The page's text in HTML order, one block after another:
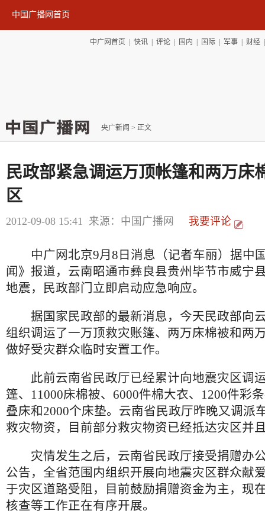
中国广播网首页
中广网首页 快讯| 评论| 国内 国际| 军事| 财经
央广新闻 > 正文
民政部紧急调运万顶帐篷和两万床
区
2012-09-08 15:41 来源：中国广播网 我要评论
中广网北京9月8日消息（记者车丽）据中
闻》报道，云南昭通市彝良县贵州毕节市威宁
地震，民政部门立即启动应急响应。
据国家民政部的最新消息，今天民政部向
组织调运了一万顶救灾账篷、两万床棉被和两
做好受灾群众临时安置工作。
此前云南省民政厅已经累计向地震灾区调运
篷、11000床棉被、6000件棉大衣、1200件彩
叠床和2000个床垫。云南省民政厅昨晚又调派
救灾物资，目前部分救灾物资已经抵达灾区并
灾情发生之后，云南省民政厅接受捐赠办
公告，全省范围内组织开展向地震灾区群众献
于灾区道路受阻，目前鼓励捐赠资金为主，现
核查等工作正在有序开展。